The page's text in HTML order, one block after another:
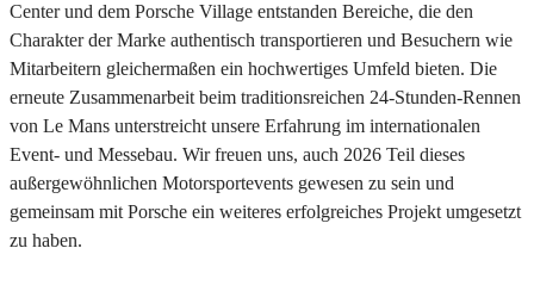
Center und dem Porsche Village entstanden Bereiche, die den
Charakter der Marke authentisch transportieren und Besuchern wie
Mitarbeitern gleichermaßen ein hochwertiges Umfeld bieten. Die
erneute Zusammenarbeit beim traditionsreichen 24-Stunden-Rennen
von Le Mans unterstreicht unsere Erfahrung im internationalen
Event- und Messebau. Wir freuen uns, auch 2026 Teil dieses
außergewöhnlichen Motorsportevents gewesen zu sein und
gemeinsam mit Porsche ein weiteres erfolgreiches Projekt umgesetzt
zu haben.